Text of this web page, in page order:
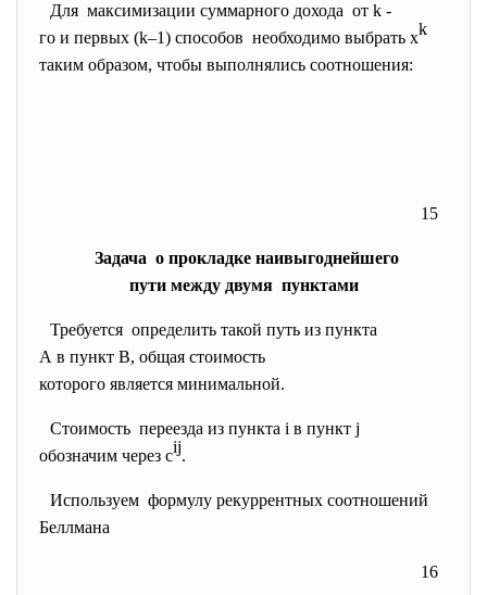
Для максимизации суммарного дохода от k -
го и первых (k–1) способов необходимо выбрать хk
таким образом, чтобы выполнялись соотношения:
15
Задача о прокладке наивыгоднейшего
пути между двумя пунктами
Требуется определить такой путь из пункта
А в пункт В, общая стоимость
которого является минимальной.
Стоимость переезда из пункта i в пункт j
обозначим через cij.
Используем формулу рекуррентных соотношений
Беллмана
16